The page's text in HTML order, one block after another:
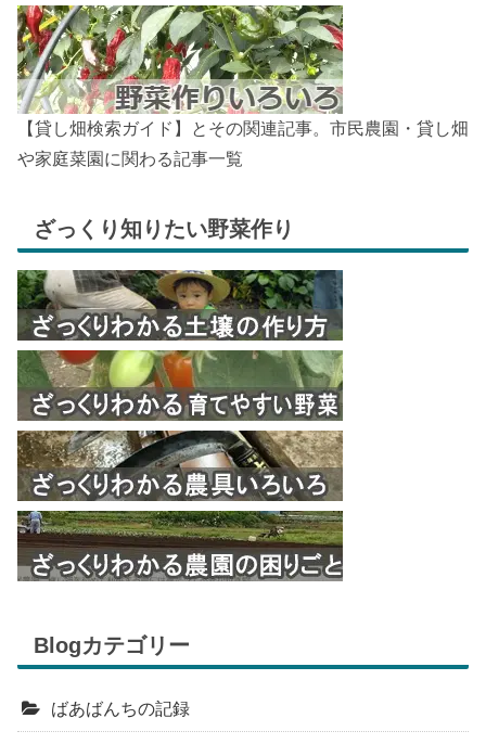
【貸し畑検索ガイド】とその関連記事。市民農園・貸し畑
や家庭菜園に関わる記事一覧
ざっくり知りたい野菜作り
Blogカテゴリー
ばあばんちの記録